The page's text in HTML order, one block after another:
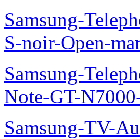
Samsung-
S-noir-Open-
Samsung-
Note-GT-
Samsung-TV-